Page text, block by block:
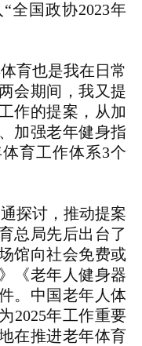
全国政协2023年
育也是我在日常
会期间，我又提
作的提案，从加
加强老年健身指
育工作体系3个
探讨，推动提案
总局先后出台了
馆向社会免费或
《老年人健身器
。中国老年人体
2025年工作重要
在推进老年体育